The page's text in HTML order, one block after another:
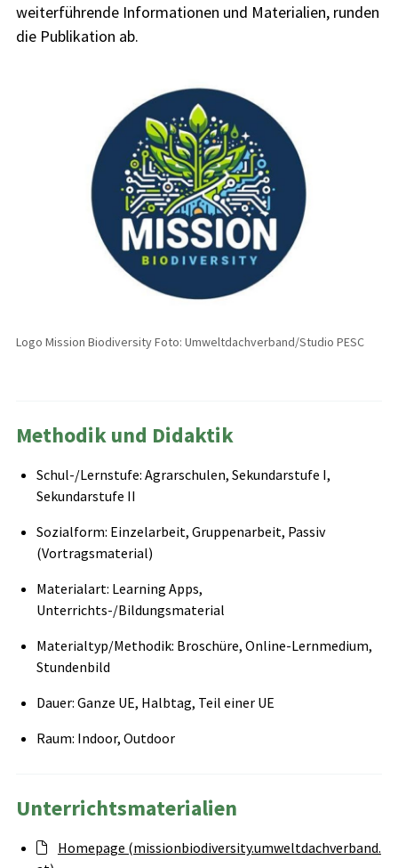
weiterführende Informationen und Materialien, runden
die Publikation ab.
Logo Mission Biodiversity Foto: Umweltdachverband/Studio PESC
Methodik und Didaktik
Schul-/Lernstufe: Agrarschulen, Sekundarstufe I,
Sekundarstufe II
Sozialform: Einzelarbeit, Gruppenarbeit, Passiv
(Vortragsmaterial)
Materialart: Learning Apps,
Unterrichts-/Bildungsmaterial
Materialtyp/Methodik: Broschüre, Online-Lernmedium,
Stundenbild
Dauer: Ganze UE, Halbtag, Teil einer UE
Raum: Indoor, Outdoor
Unterrichtsmaterialien
Homepage (missionbiodiversity.umweltdachverband.